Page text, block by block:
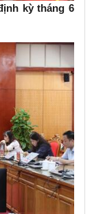
kỳ tháng 6